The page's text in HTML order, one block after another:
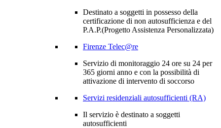
Destinato a soggetti in possesso della
certificazione di non autosufficienza e del
P.A.P.(Progetto Assistenza Personalizzata)
Firenze Telec@re
Servizio di monitoraggio 24 ore su 24 per
365 giorni anno e con la possibilità di
attivazione di intervento di soccorso
Servizi residenziali autosufficienti (RA)
Il servizio è destinato a soggetti
autosufficienti